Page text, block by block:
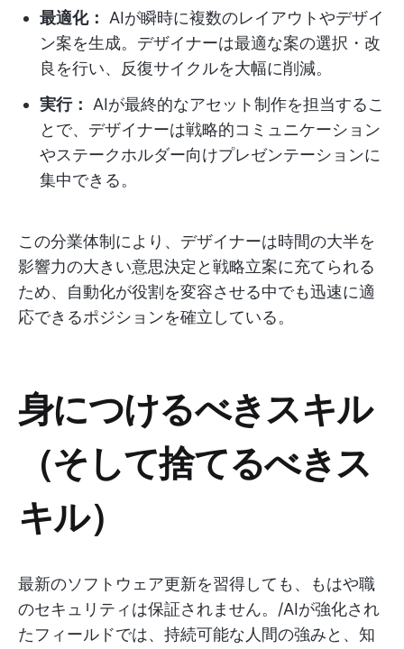
最適化：
AIが瞬時に複数のレイアウトやデザイ
ン案を生成。デザイナーは最適な案の選択・改
良を行い、反復サイクルを大幅に削減。
実行：
AIが最終的なアセット制作を担当するこ
とで、デザイナーは戦略的コミュニケーション
やステークホルダー向けプレゼンテーションに
集中できる。
この分業体制により、デザイナーは時間の大半を
影響力の大きい意思決定と戦略立案に充てられる
ため、自動化が役割を変容させる中でも迅速に適
応できるポジションを確立している。
身につけるべきスキル
（そして捨てるべきス
キル）
最新のソフトウェア更新を習得しても、もはや職
のセキュリティは保証されません。/AIが強化され
たフィールドでは、持続可能な人間の強みと、知